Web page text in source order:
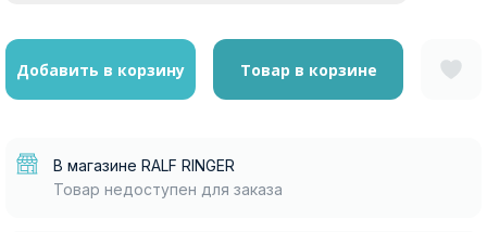
Добавить в корзину Товар в корзине
В магазине RALF RINGER
Товар недоступен для заказа